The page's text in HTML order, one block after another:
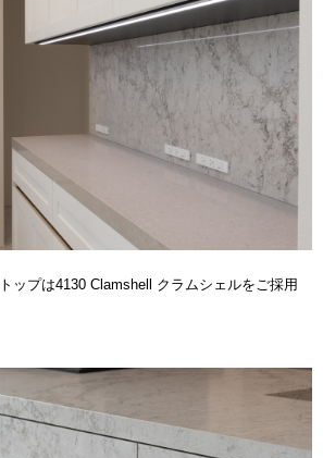
ップは4130 Clamshell クラムシェルをご採用